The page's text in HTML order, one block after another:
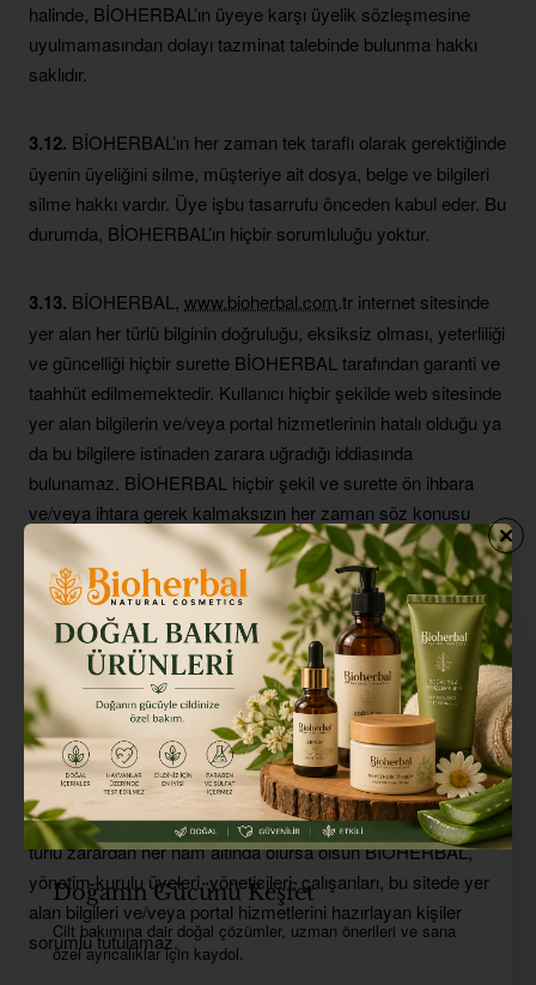
Doğanın Gücünü Keşfet
Cilt bakımına dair doğal çözümler, uzman önerileri ve sana
özel ayrıcalıklar için kaydol.
halinde, BİOHERBAL’ın üyeye karşı üyelik sözleşmesine
uyulmamasından dolayı tazminat talebinde bulunma hakkı
saklıdır.
3.12. BİOHERBAL’ın her zaman tek taraflı olarak gerektiğinde
üyenin üyeliğini silme, müşteriye ait dosya, belge ve bilgileri
silme hakkı vardır. Üye işbu tasarrufu önceden kabul eder. Bu
durumda, BİOHERBAL’ın hiçbir sorumluluğu yoktur.
3.13. BİOHERBAL, www.bioherbal.com.tr internet sitesinde
yer alan her türlü bilginin doğruluğu, eksiksiz olması, yeterliliği
ve güncelliği hiçbir surette BİOHERBAL tarafından garanti ve
taahhüt edilmemektedir. Kullanıcı hiçbir şekilde web sitesinde
yer alan bilgilerin ve/veya portal hizmetlerinin hatalı olduğu ya
da bu bilgilere istinaden zarara uğradığı iddiasında
bulunamaz. BİOHERBAL hiçbir şekil ve surette ön ihbara
ve/veya ihtara gerek kalmaksızın her zaman söz konusu
bilgileri ve/veya portal hizmetlerini değiştirebilir, düzeltebilir
ve/veya çıkarabilir. BİOHERBAL web sitesinin ve portal
hizmetlerinin hatasız olması için her türlü tedbiri almıştır.
Bununla birlikte sitede mevcut ya da oluşabilecek hatalar ile
ilgili herhangi bir garanti verilmemektedir.
3.14.Buwww.bioherbal.com.tr internet sitesine erişimden,
sitede yer alan bilgilerin, hizmetlerin gerek doğrudan gerekse
dolaylı kullanımından kaynaklanan doğrudan ve/veya dolaylı
maddi ve/veya manevi menfi ve/veya müsbet, velhasıl her
türlü zarardan her nam altında olursa olsun BİOHERBAL,
yönetim kurulu üyeleri, yöneticileri, çalışanları, bu sitede yer
alan bilgileri ve/veya portal hizmetlerini hazırlayan kişiler
sorumlu tutulamaz.